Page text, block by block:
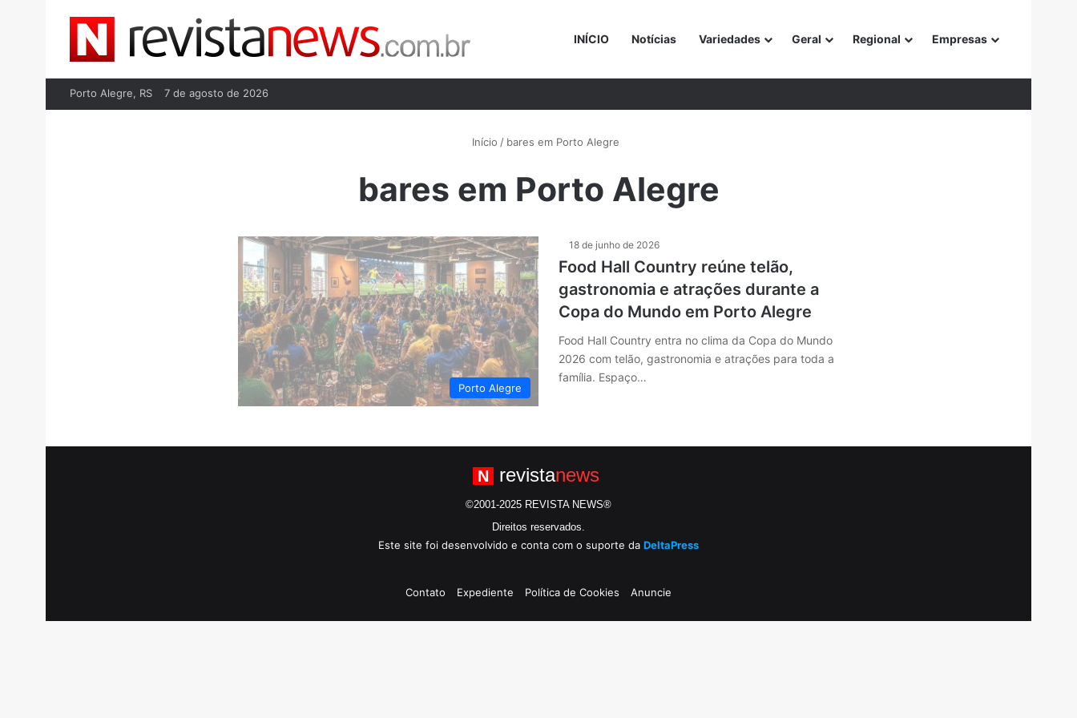
INÍCIO Notícias Variedades Geral Regional Empresas
Porto Alegre, RS 7 de agosto de 2026
Início / bares em Porto Alegre
bares em Porto Alegre
Porto Alegre
18 de junho de 2026
Food Hall Country reúne telão,
gastronomia e atrações durante a
Copa do Mundo em Porto Alegre
Food Hall Country entra no clima da Copa do Mundo
2026 com telão, gastronomia e atrações para toda a
família. Espaço…
N revistanews
©2001-2025 REVISTA NEWS®
Direitos reservados.
Este site foi desenvolvido e conta com o suporte da DeltaPress
Contato Expediente Política de Cookies Anuncie